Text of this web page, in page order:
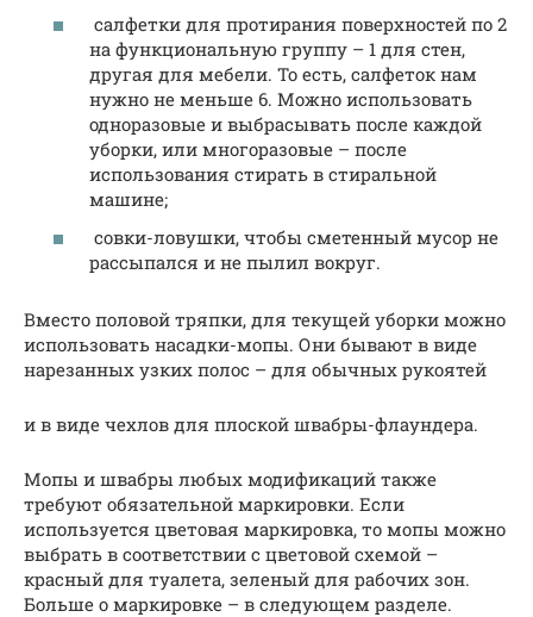
салфетки для протирания поверхностей по 2
на функциональную группу – 1 для стен,
другая для мебели. То есть, салфеток нам
нужно не меньше 6. Можно использовать
одноразовые и выбрасывать после каждой
уборки, или многоразовые – после
использования стирать в стиральной
машине;
совки-ловушки, чтобы сметенный мусор не
рассыпался и не пылил вокруг.
Вместо половой тряпки, для текущей уборки можно
использовать насадки-мопы. Они бывают в виде
нарезанных узких полос – для обычных рукоятей
и в виде чехлов для плоской швабры-флаундера.
Мопы и швабры любых модификаций также
требуют обязательной маркировки. Если
используется цветовая маркировка, то мопы можно
выбрать в соответствии с цветовой схемой –
красный для туалета, зеленый для рабочих зон.
Больше о маркировке – в следующем разделе.